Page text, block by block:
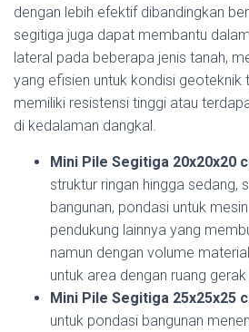
dengan lebih efektif dibandingkan
segitiga juga dapat membantu
lateral pada beberapa jenis tanah,
yang efisien untuk kondisi geoteknik
memiliki resistensi tinggi atau
di kedalaman dangkal.
Mini Pile Segitiga 20x20x20
struktur ringan hingga sedang,
bangunan, pondasi untuk
pendukung lainnya yang
namun dengan volume
untuk area dengan ruang
Mini Pile Segitiga 25x25x25
untuk pondasi bangunan